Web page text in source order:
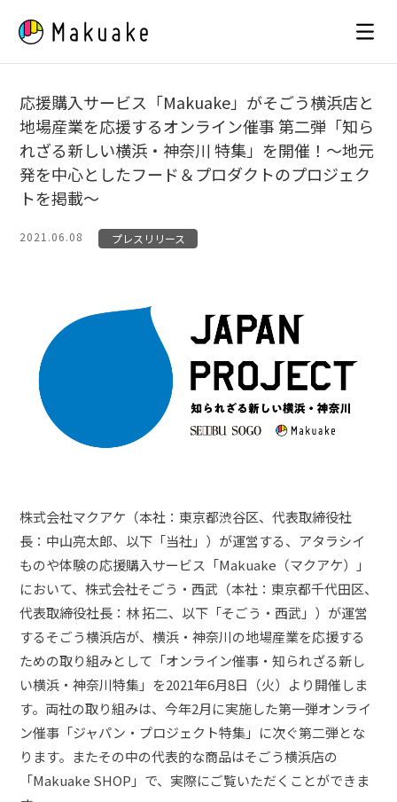
content
応援購入サービス「Makuake」がそごう横浜店と
地場産業を応援するオンライン催事 第二弾「知ら
れざる新しい横浜・神奈川 特集」を開催！〜地元
発を中心としたフード＆プロダクトのプロジェク
トを掲載〜
2021.06.08 プレスリリース
株式会社マクアケ（本社：東京都渋谷区、代表取締役社
長：中山亮太郎、以下「当社」）が運営する、アタラシイ
ものや体験の応援購入サービス「Makuake（マクアケ）」
において、株式会社そごう・西武（本社：東京都千代田区、
代表取締役社長：林 拓二、以下「そごう・西武」）が運営
するそごう横浜店が、横浜・神奈川の地場産業を応援する
ための取り組みとして「オンライン催事・知られざる新し
い横浜・神奈川特集」を2021年6月8日（火）より開催しま
す。両社の取り組みは、今年2月に実施した第一弾オンライ
ン催事「ジャパン・プロジェクト特集」に次ぐ第二弾とな
ります。またその中の代表的な商品はそごう横浜店の
「Makuake SHOP」で、実際にご覧いただくことができま